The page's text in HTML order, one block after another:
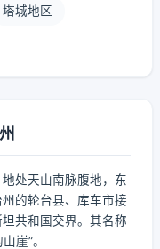
塔城地区
处天山南脉腹地，东
的轮台县、库车市接
共和国交界。其名称
崖”。